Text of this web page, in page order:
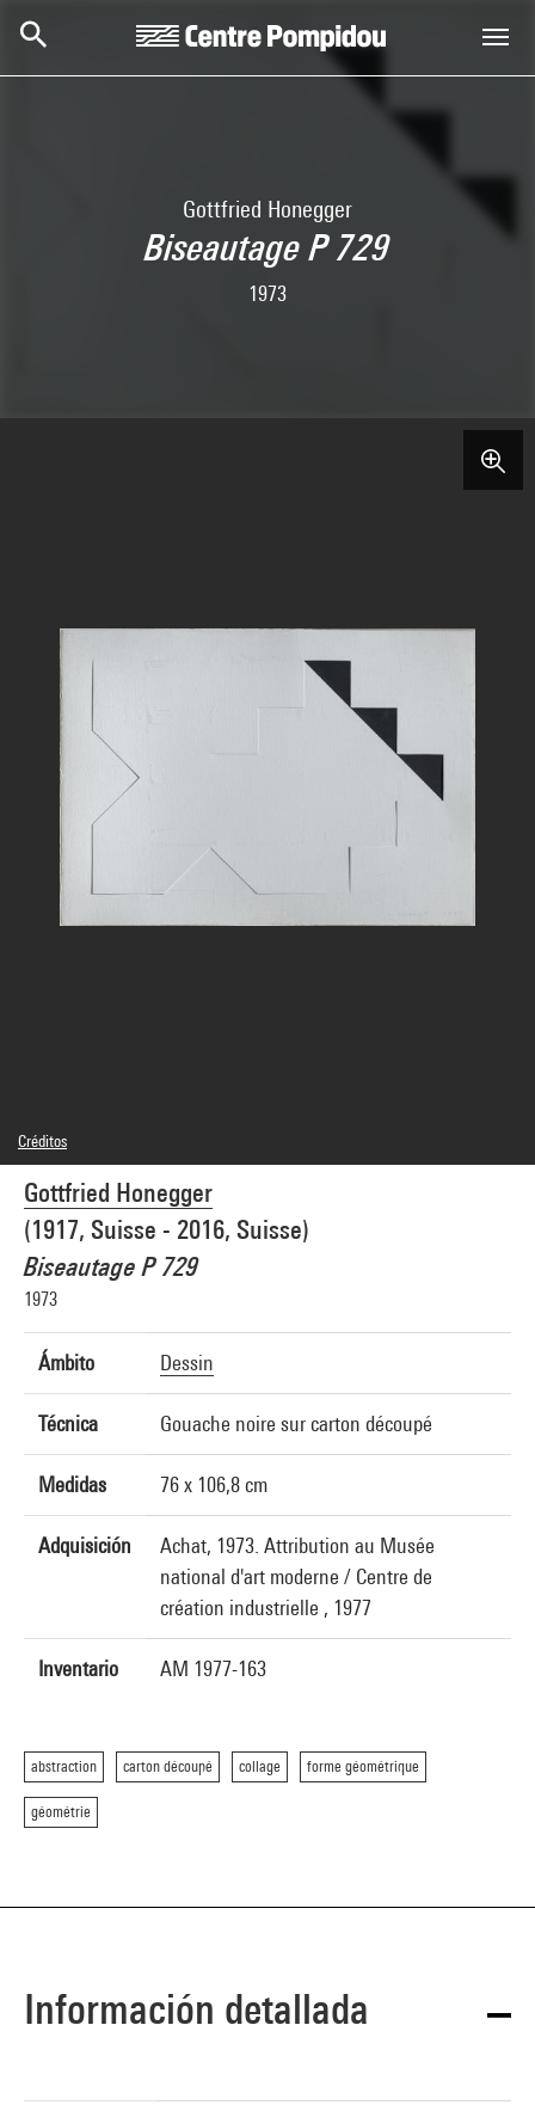
Gottfried Honegger
Biseautage P 729
1973
Gottfried Honegger
(1917, Suisse - 2016, Suisse)
Biseautage P 729
1973
Ámbito Dessin
Técnica Gouache noire sur carton découpé
Medidas 76 x 106,8 cm
Adquisición
Achat, 1973. Attribution au Musée
national d'art moderne / Centre de
création industrielle , 1977
Inventario AM 1977-163
abstraction carton découpé collage forme géométrique
géométrie
Créditos
© Gottfried Honegger Estate
Créditos fotográficos : Centre Pompidou, MNAM-CCI/Georges Meguerditchian/Dist.
GrandPalaisRmn
Referencia de la imagen : 4N69888
Difusión de la imagen : GrandPalaisRmnPhoto
Información detallada